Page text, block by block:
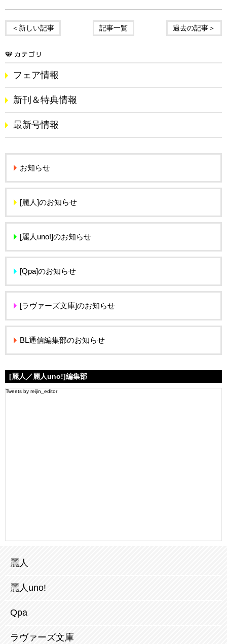
＜新しい記事 過去の記事＞
記事一覧
フェア情報
新刊＆特典情報
最新号情報
お知らせ
[麗人]のお知らせ
[麗人uno!]のお知らせ
[Qpa]のお知らせ
[ラヴァーズ文庫]のお知らせ
BL通信編集部のお知らせ
[麗人／麗人uno!]編集部
Tweets by reijin_editor
麗人
麗人uno!
Qpa
ラヴァーズ文庫